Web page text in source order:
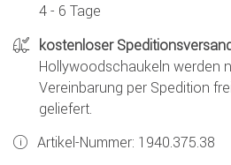
4 - 6 Tage
kostenloser
Hollywoodschaukeln werden
Vereinbarung per Spedition
geliefert.
Artikel-Nummer: 1940.375.38